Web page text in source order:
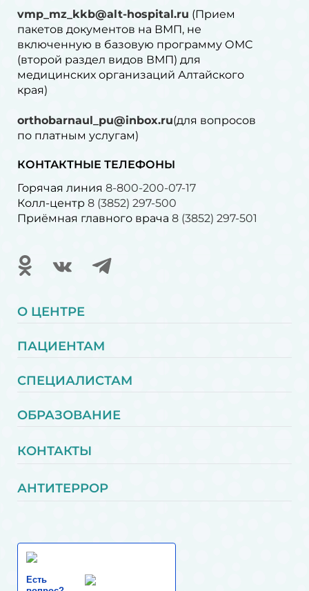
vmp_mz_kkb@alt-hospital.ru (Прием
пакетов документов на ВМП, не
включенную в базовую программу ОМС
(второй раздел видов ВМП) для
медицинских организаций Алтайского
края)
orthobarnaul_pu@inbox.ru(для вопросов
по платным услугам)⁠
КОНТАКТНЫЕ ТЕЛЕФОНЫ
Горячая линия 8-800-200-07-17
Колл-центр 8 (3852) 297-500
Приёмная главного врача 8 (3852) 297-501
О ЦЕНТРЕ
ПАЦИЕНТАМ
СПЕЦИАЛИСТАМ
ОБРАЗОВАНИЕ
КОНТАКТЫ
АНТИТЕРРОР
Есть